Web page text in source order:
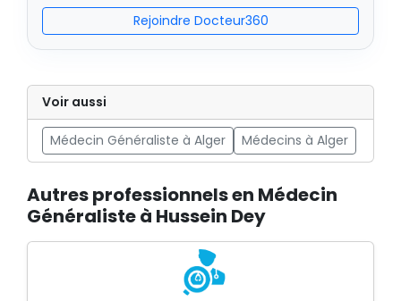
Rejoindre Docteur360
Voir aussi
Médecin Généraliste à Alger Médecins à Alger
Autres professionnels en Médecin
Généraliste à Hussein Dey